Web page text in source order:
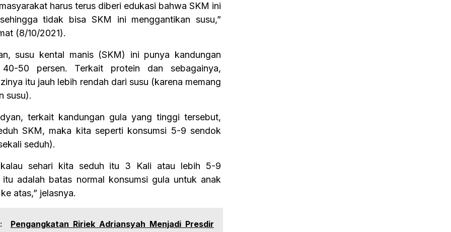
harus terus diberi edukasi bahwa SKM ini
tidak bisa SKM ini menggantikan susu,”
(8/10/2021).
susu kental manis (SKM) ini punya kandungan
50 persen. Terkait protein dan sebagainya,
itu jauh lebih rendah dari susu (karena memang
susu).
terkait kandungan gula yang tinggi tersebut,
SKM, maka kita seperti konsumsi 5-9 sendok
seduh).
kalau sehari kita seduh itu 3 Kali atau lebih 5-9
adalah batas normal konsumsi gula untuk anak
atas,” jelasnya.
Pengangkatan Ririek Adriansyah Menjadi Presdir